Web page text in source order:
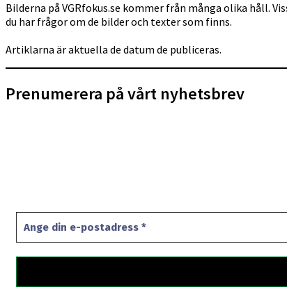
Bilderna på VGRfokus.se kommer från många olika håll.
du har frågor om de bilder och texter som finns.
Artiklarna är aktuella de datum de publiceras.
Prenumerera på vårt nyhetsbrev